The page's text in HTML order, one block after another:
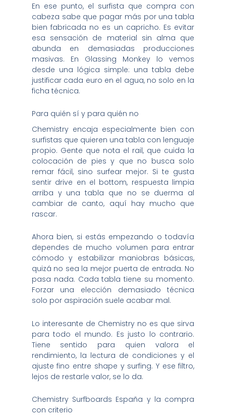
En ese punto, el surfista que compra con
cabeza sabe que pagar más por una tabla
bien fabricada no es un capricho. Es evitar
esa sensación de material sin alma que
abunda en demasiadas producciones
masivas. En Glassing Monkey lo vemos
desde una lógica simple: una tabla debe
justificar cada euro en el agua, no solo en la
ficha técnica.
Para quién sí y para quién no
Chemistry encaja especialmente bien con
surfistas que quieren una tabla con lenguaje
propio. Gente que nota el rail, que cuida la
colocación de pies y que no busca solo
remar fácil, sino surfear mejor. Si te gusta
sentir drive en el bottom, respuesta limpia
arriba y una tabla que no se duerma al
cambiar de canto, aquí hay mucho que
rascar.
Ahora bien, si estás empezando o todavía
dependes de mucho volumen para entrar
cómodo y estabilizar maniobras básicas,
quizá no sea la mejor puerta de entrada. No
pasa nada. Cada tabla tiene su momento.
Forzar una elección demasiado técnica
solo por aspiración suele acabar mal.
Lo interesante de Chemistry no es que sirva
para todo el mundo. Es justo lo contrario.
Tiene sentido para quien valora el
rendimiento, la lectura de condiciones y el
ajuste fino entre shape y surfing. Y ese filtro,
lejos de restarle valor, se lo da.
Chemistry Surfboards España y la compra
con criterio